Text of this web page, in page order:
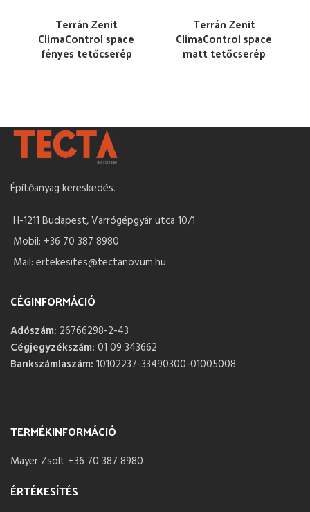
Terrán Zenit
ClimaControl space
fényes tetőcserép
Terrán Zenit
ClimaControl space
matt tetőcserép
Építőanyag kereskedés.
H-1211 Budapest, Varrógépgyár utca 10/1
Mobil: +36 70 387 8980
Mail: ertekesites@tectanovum.hu
CÉGINFORMÁCIÓ
Adószám: 26766298-2-43
Cégjegyzékszám: 01 09 343662
Bankszámlaszám: 10102237-33490300-01005008
TERMÉKINFORMÁCIÓ
Mayer Zsolt +36 70 387 8980
ÉRTÉKESÍTÉS